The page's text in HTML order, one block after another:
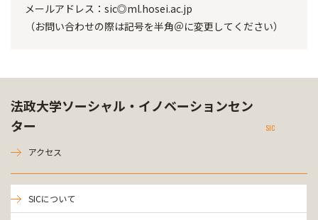
メールアドレス：sic◎ml.hosei.ac.jp
（お問い合わせの際は記号を半角＠に変更してください）
法政大学ソーシャル・イノベーションセン
ター
SIC
アクセス
SICについて